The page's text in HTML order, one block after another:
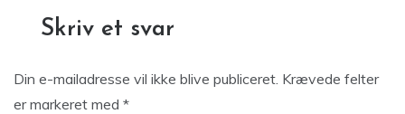
Skriv et svar
Din e-mailadresse vil ikke blive publiceret. Krævede felter
er markeret med *